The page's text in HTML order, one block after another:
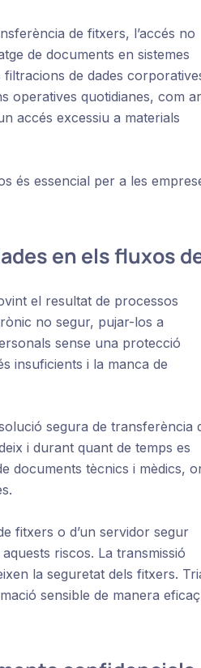
de fitxers, l’accés no
de documents en sistemes
de dades
operatives quotidianes, com
accés excessiu a materials
és essencial per a les
en els fluxos
el resultat de processos
no segur, pujar-los a
sense una protecció
insuficients i la manca de
segura de transferència
i durant quant de temps es
documents tècnics i mèdics,
fitxers o d’un servidor segur
riscos. La transmissió
la seguretat dels fitxers.
sensible de manera